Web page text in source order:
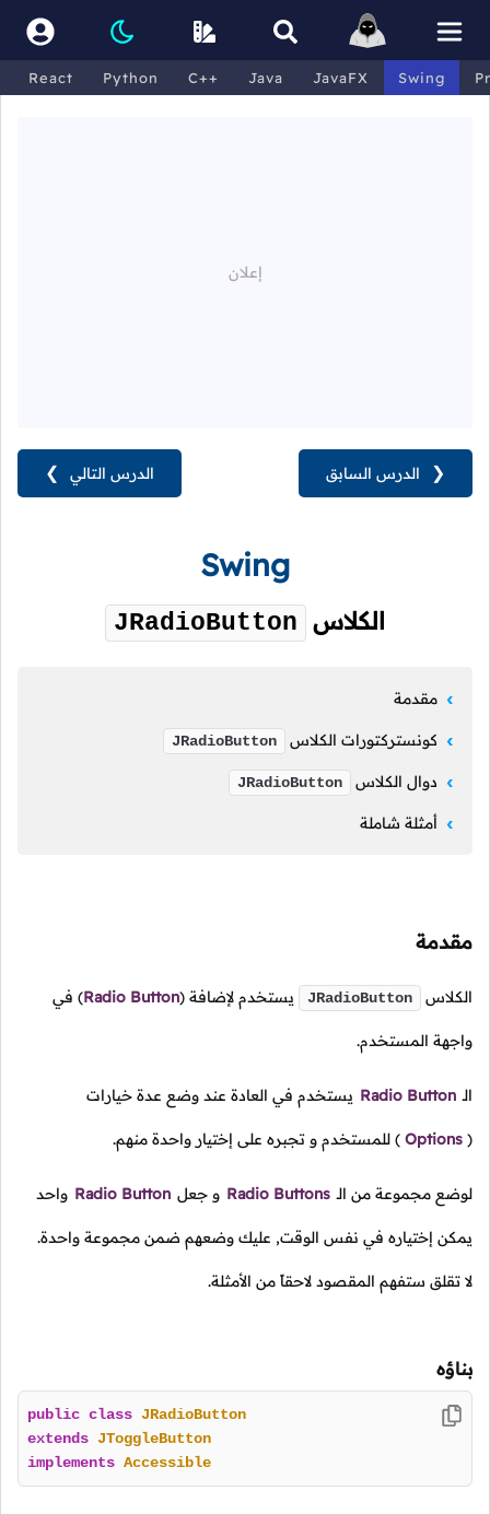
React Python C++ Java JavaFX Swing
الدرس التالي ❯ ❮ الدرس السابق
Swing
الكلاس JRadioButton
مقدمة
كونستركتورات الكلاس JRadioButton
دوال الكلاس JRadioButton
أمثلة شاملة
مقدمة
الكلاس JRadioButton يستخدم لإضافة (
Radio Button
) في
واجهة المستخدم.
الـ Radio Button يستخدم في العادة عند وضع عدة خيارات
(
Options
) للمستخدم و تجبره على إختيار واحدة منهم.
لوضع مجموعة من الـ Radio Buttons و جعل Radio Button واحد
يمكن إختياره في نفس الوقت, عليك وضعهم ضمن مجموعة واحدة.
لا تقلق ستفهم المقصود لاحقاً من الأمثلة.
بناؤه
public class JRadioButton
extends JToggleButton
implements Accessible